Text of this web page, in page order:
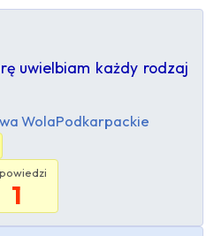
uwielbiam każdy rodzaj
WolaPodkarpackie
1